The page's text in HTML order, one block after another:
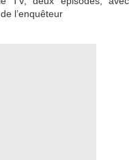
l’enquêteur